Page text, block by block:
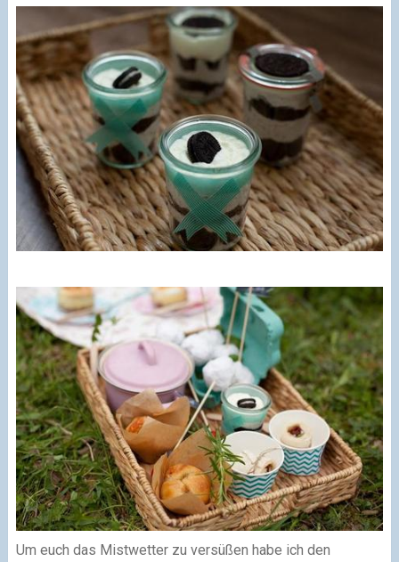
Um euch das Mistwetter zu versüßen habe ich den